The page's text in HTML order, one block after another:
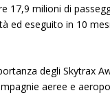
17,9 milioni di
ed eseguito in 10
degli Skytrax
aeree e